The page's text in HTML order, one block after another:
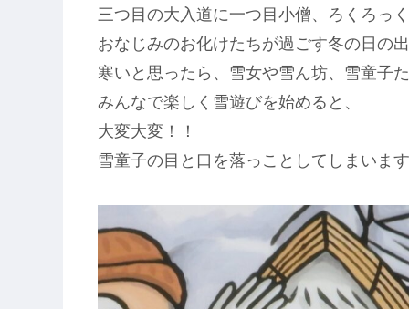
三つ目の大入道に一つ目小僧、ろくろっ
おなじみのお化けたちが過ごす冬の日の
寒いと思ったら、雪女や雪ん坊、雪童子
みんなで楽しく雪遊びを始めると、
大変大変！！
雪童子の目と口を落っことしてしまいま